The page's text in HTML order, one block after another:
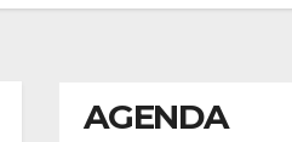
AGENDA